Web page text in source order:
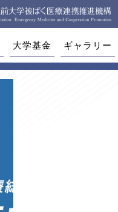
大学基金 ギャラリー